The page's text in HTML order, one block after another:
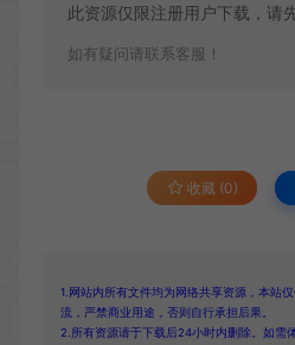
此资源仅限注册用户下载，请
如有疑问请联系客服！
收藏 (0)
1.网站内所有文件均为网络共享资源，本站
流，严禁商业用途，否则自行承担后果。
2.所有资源请于下载后24小时内删除。如需